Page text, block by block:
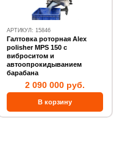
АРТИКУЛ: 15846
Галтовка роторная Alex
polisher MPS 150 с
виброситом и
автоопрокидыванием
барабана
2 090 000 руб.